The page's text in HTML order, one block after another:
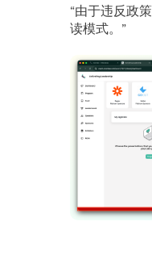
“由于违反政
读模式。”